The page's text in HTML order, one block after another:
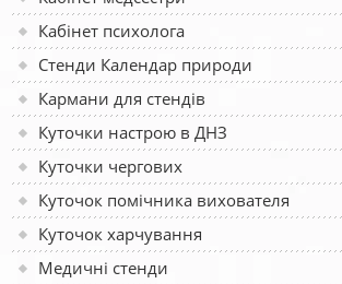
Кабінет психолога
Стенди Календар природи
Кармани для стендів
Куточки настрою в ДНЗ
Куточки чергових
Куточок помічника вихователя
Куточок харчування
Медичні стенди